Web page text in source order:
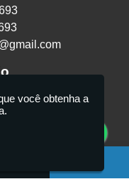
Alta - São
080
você obtenha a